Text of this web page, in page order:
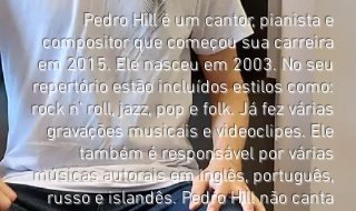
Pedro Hill é um cantor, pianista e
compositor que começou sua carreira
em 2015. Ele nasceu em 2003. No seu
repertório estão incluídos estilos como:
rock n’ roll, jazz, pop e folk. Já fez várias
gravações musicais e videoclipes. Ele
também é responsável por várias
músicas autorais em inglês, português,
russo e islandês. Pedro Hill não canta